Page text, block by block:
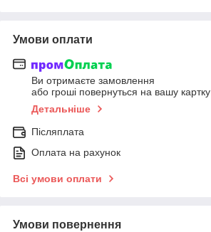
Умови оплати
Ви отримаєте замовлення
або гроші повернуться на вашу картку
Детальніше
Післяплата
Оплата на рахунок
Всі умови оплати
Умови повернення